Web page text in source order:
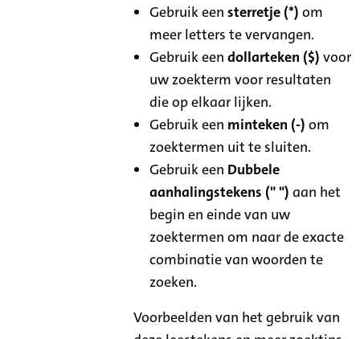
Gebruik eensterretje (*) om
meer letters te vervangen.
Gebruik eendollarteken ($) voor
uw zoekterm voor resultaten
die op elkaar lijken.
Gebruik een minteken (-) om
zoektermen uit te sluiten.
Gebruik een Dubbele
aanhalingstekens (" ") aan het
begin en einde van uw
zoektermen om naar de exacte
combinatie van woorden te
zoeken.
Voorbeelden van het gebruik van